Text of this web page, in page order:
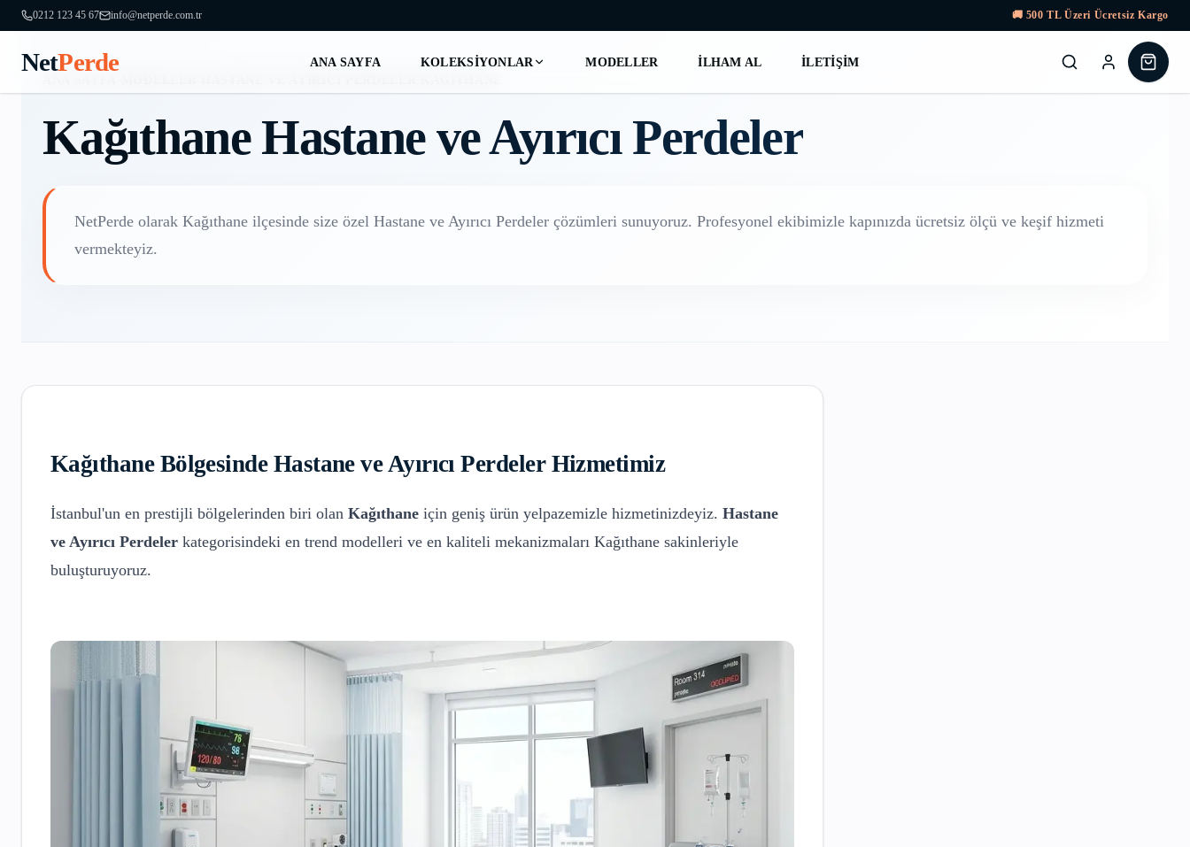
0212 123 45 67 info@netperde.com.tr 🚚 500 TL Üzeri Ücretsiz Kargo
NetPerde ANA SAYFA KOLEKSIYONLAR MODELLER İLHAM AL
İLETIŞIM
Kağıthane Hastane ve Ayırıcı Perdeler
NetPerde olarak Kağıthane ilçesinde size özel Hastane ve Ayırıcı Perdeler çözümleri sunuyoruz. Profesyonel ekibimizle kapınızda ücretsiz ölçü ve keşif hizmeti
vermekteyiz.
KağıthaneBölgesinde Hastane ve Ayırıcı PerdelerHizmetimiz
İstanbul'un en prestijli bölgelerinden biri olan Kağıthane için geniş ürün yelpazemizle hizmetinizdeyiz. Hastane
ve Ayırıcı Perdeler kategorisindeki en trend modelleri ve en kaliteli mekanizmaları Kağıthane sakinleriyle
buluşturuyoruz.